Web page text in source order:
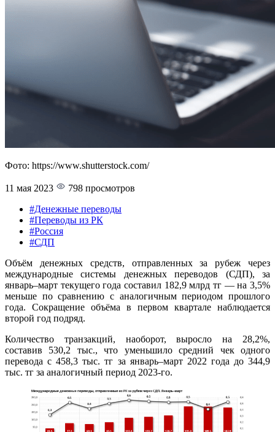
Фото: https://www.shutterstock.com/
11 мая 2023
798 просмотров
#Денежные переводы
#Переводы из РК
#Россия
#СДП
Объём денежных средств, отправленных за рубеж через
международные системы денежных переводов (СДП), за
январь–март текущего года составил 182,9 млрд тг — на 3,5%
меньше по сравнению с аналогичным периодом прошлого
года. Сокращение объёма в первом квартале наблюдается
второй год подряд.
Количество транзакций, наоборот, выросло на 28,2%,
составив 530,2 тыс., что уменьшило средний чек одного
перевода с 458,3 тыс. тг за январь–март 2022 года до 344,9
тыс. тг за аналогичный период 2023-го.